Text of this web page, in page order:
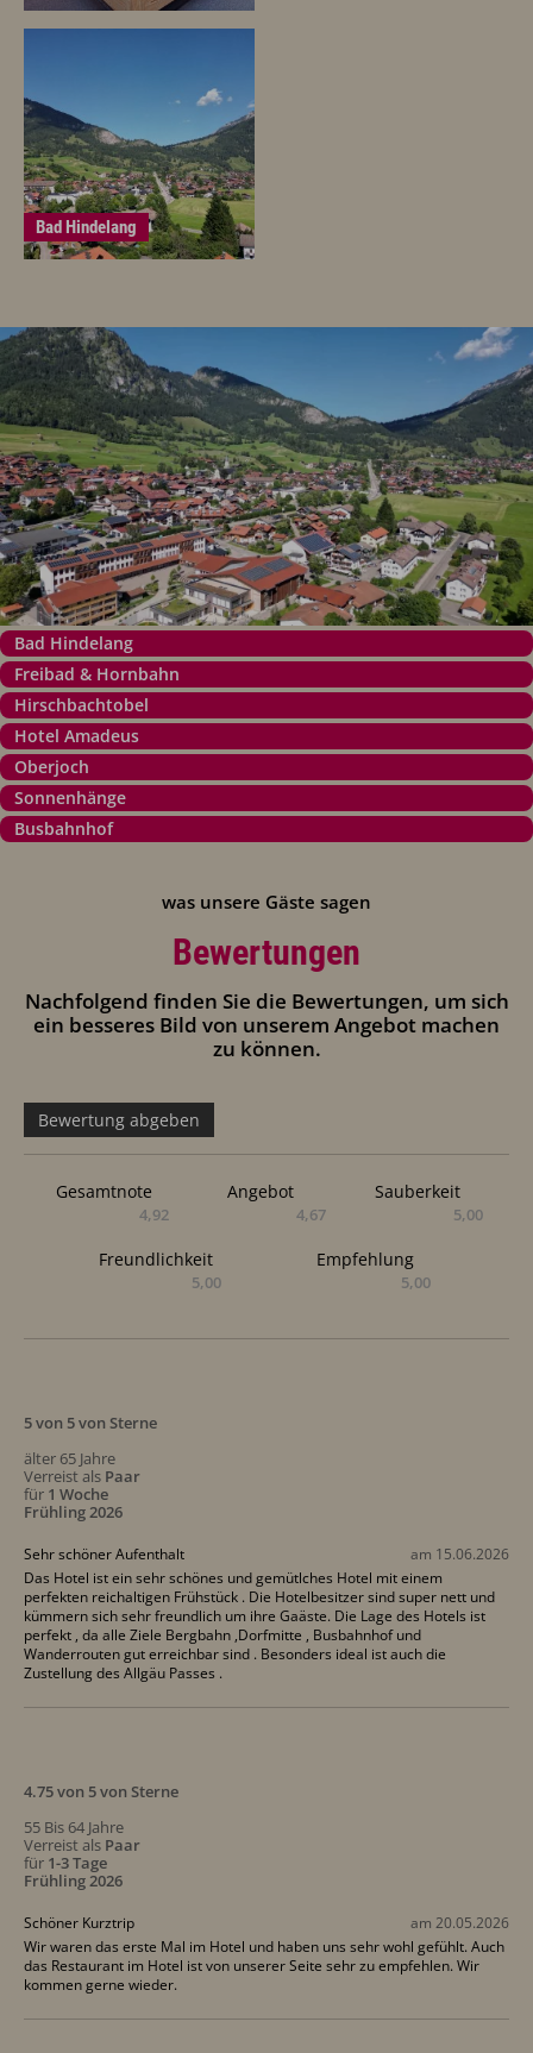
Bad Hindelang
Bad Hindelang
Freibad & Hornbahn
Hirschbachtobel
Hotel Amadeus
Oberjoch
Sonnenhänge
Busbahnhof
was unsere Gäste sagen
Bewertungen
Nachfolgend finden Sie die Bewertungen, um sich
ein besseres Bild von unserem Angebot machen
zu können.
Bewertung abgeben
Gesamtnote
4,92
Angebot
4,67
Sauberkeit
5,00
Freundlichkeit
5,00
Empfehlung
5,00
5 von 5 von Sterne
älter 65 Jahre
Verreist als Paar
für 1 Woche
Frühling 2026
am 15.06.2026
Sehr schöner Aufenthalt
Das Hotel ist ein sehr schönes und gemütlches Hotel mit einem
perfekten reichaltigen Frühstück . Die Hotelbesitzer sind super nett und
kümmern sich sehr freundlich um ihre Gaäste. Die Lage des Hotels ist
perfekt , da alle Ziele Bergbahn ,Dorfmitte , Busbahnhof und
Wanderrouten gut erreichbar sind . Besonders ideal ist auch die
Zustellung des Allgäu Passes .
4.75 von 5 von Sterne
55 Bis 64 Jahre
Verreist als Paar
für 1-3 Tage
Frühling 2026
am 20.05.2026
Schöner Kurztrip
Wir waren das erste Mal im Hotel und haben uns sehr wohl gefühlt. Auch
das Restaurant im Hotel ist von unserer Seite sehr zu empfehlen. Wir
kommen gerne wieder.